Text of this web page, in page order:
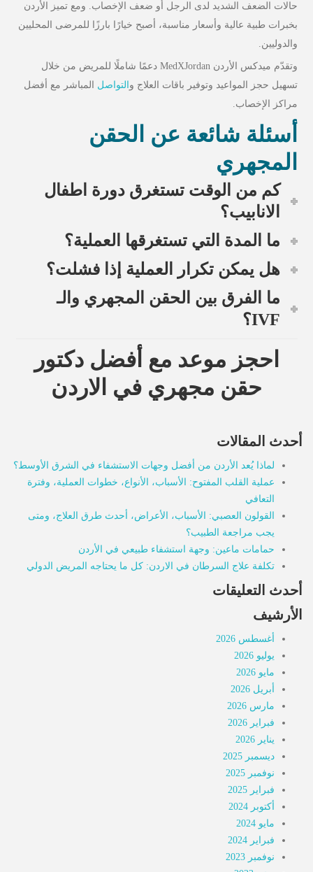
حالات الضعف الشديد لدى الرجل أو ضعف الإخصاب. ومع تميز الأردن
بخبرات طبية عالية وأسعار مناسبة، أصبح خيارًا بارزًا للمرضى المحليين
والدوليين.
وتقدّم ميدكس الأردن MedXJordan دعمًا شاملًا للمريض من خلال
تسهيل حجز المواعيد وتوفير باقات العلاج و التواصل المباشر مع أفضل
مراكز الإخصاب.
أسئلة شائعة عن الحقن
المجهري
كم من الوقت تستغرق دورة اطفال
الانابيب؟
ما المدة التي تستغرقها العملية؟
هل يمكن تكرار العملية إذا فشلت؟
ما الفرق بين الحقن المجهري والـ
IVF؟
احجز موعد مع أفضل دكتور
حقن مجهري في الاردن
أحدث المقالات
لماذا يُعد الأردن من أفضل وجهات الاستشفاء في الشرق الأوسط؟
عملية القلب المفتوح: الأسباب، الأنواع، خطوات العملية، وفترة
التعافي
القولون العصبي: الأسباب، الأعراض، أحدث طرق العلاج، ومتى
يجب مراجعة الطبيب؟
حمامات ماعين: وجهة استشفاء طبيعي في الأردن
تكلفة علاج السرطان في الاردن: كل ما يحتاجه المريض الدولي
أحدث التعليقات
الأرشيف
أغسطس 2026
يوليو 2026
مايو 2026
أبريل 2026
مارس 2026
فبراير 2026
يناير 2026
ديسمبر 2025
نوفمبر 2025
فبراير 2025
أكتوبر 2024
مايو 2024
فبراير 2024
نوفمبر 2023